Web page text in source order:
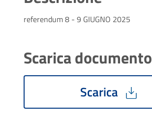
referendum 8 - 9 GIUGNO 2025
Scarica documento
Scarica